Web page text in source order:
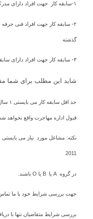
۱-سابقه کار جهت افراد دارای مدرک دانشگاهی حد اقل ۱ سال در ۱۰ سال گذشته
گذشته
۳- سابقه کار جهت افراد دارای سابقه تحصیل یا کار در کانادا ۱ سال در ۳ سال گذشته
شاید این مطلب برای شما
حد
قبول اداره مهاجرت واقع نخواهد شد.
2011
در گروه A یا B یا O باشند.
جهت بررسی شرایط خود با ما تماس
بررسی شرایط متقاضیان تنها با